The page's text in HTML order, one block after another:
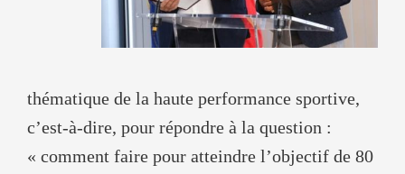
thématique de la haute performance sportive,
c’est-à-dire, pour répondre à la question :
« comment faire pour atteindre l’objectif de 80